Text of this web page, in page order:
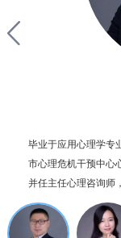
毕业于应用心理学专
市心理危机干预中心
并任主任心理咨询师
京市职工心理咨询服
万小时。